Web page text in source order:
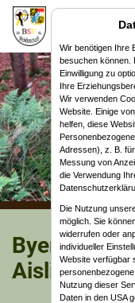
Byerische
Aislingen
Wir benötigen Ihre
besuchen können.
Einwilligung zu
Ihre
Wir verwenden
Website. Einige
helfen, diese
Adressen), z. B.
Messung von
die Verwendung
Die Nutzung
möglich. Sie
widerrufen oder
individueller
Website verfügbar
Nutzung dieser
Daten in den USA